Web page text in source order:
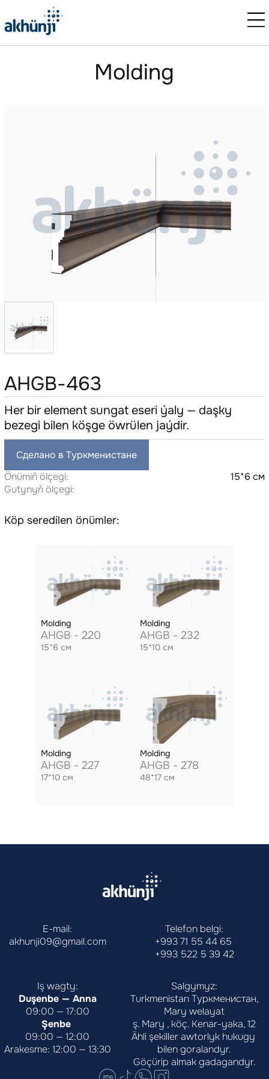
Molding
AHGB-463
Her bir element sungat eseri ýaly — daşky
bezegi bilen köşge öwrülen jaýdir.
Сделано в Туркменистане
Önümiň ölçegi:
15*6 см
Gutynyň ölçegi:
Köp seredilen önümler:
Molding
AHGB - 220
15*6 см
Molding
AHGB - 232
15*10 см
Molding
AHGB - 227
17*10 см
Molding
AHGB - 278
48*17 см
E-mail:
akhunji09@gmail.com
Telefon belgi:
+993 71 55 44 65
+993 522 5 39 42
Iş wagty:
Duşenbe — Anna
09:00 — 17:00
Şenbe
09:00 — 12:00
Arakesme: 12:00 — 13:30
Salgymyz:
Turkmenistan Туркменистан,
Mary welayat
ş. Mary , köç. Kenar-yaka, 12
Ähli şekiller awtorlyk hukugy
bilen goralandyr.
Göçürip almak gadagandyr.